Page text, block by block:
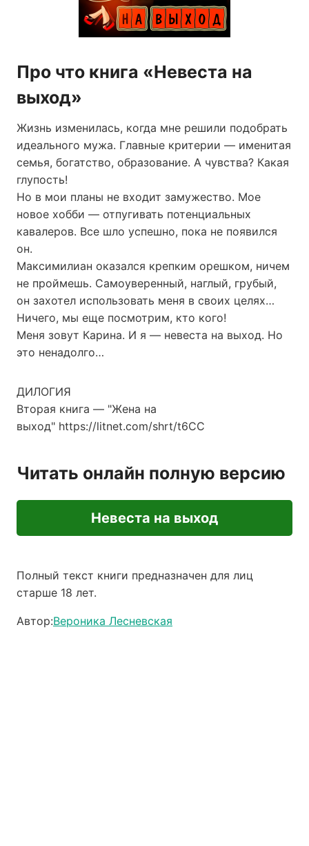
Про что книга «Невеста на
выход»
Жизнь изменилась, когда мне решили подобрать
идеального мужа. Главные критерии — именитая
семья, богатство, образование. А чувства? Какая
глупость!
Но в мои планы не входит замужество. Мое
новое хобби — отпугивать потенциальных
кавалеров. Все шло успешно, пока не появился
он.
Максимилиан оказался крепким орешком, ничем
не проймешь. Самоуверенный, наглый, грубый,
он захотел использовать меня в своих целях…
Ничего, мы еще посмотрим, кто кого!
Меня зовут Карина. И я — невеста на выход. Но
это ненадолго…
ДИЛОГИЯ
Вторая книга — "Жена на
выход" https://litnet.com/shrt/t6CC
Читать онлайн полную версию
Невеста на выход
Полный текст книги предназначен для лиц
старше 18 лет.
Автор:Вероника Лесневская